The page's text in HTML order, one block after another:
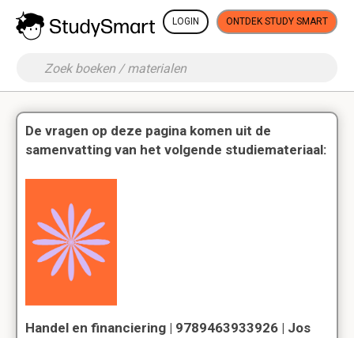
LOGIN ONTDEK STUDY SMART
De vragen op deze pagina komen uit de
samenvatting van het volgende studiemateriaal:
Handel en financiering | 9789463933926 | Jos